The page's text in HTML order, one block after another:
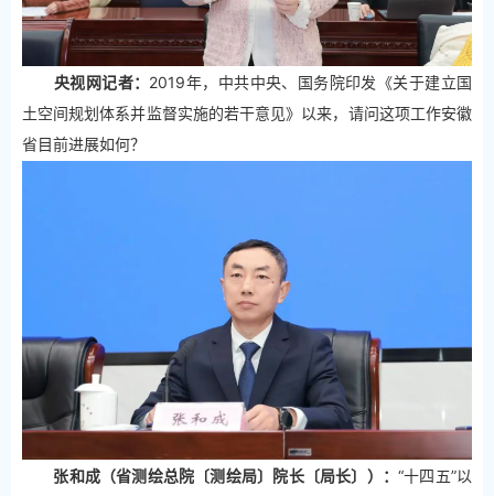
央视网记者： 2019年，中共中央、国务院印发《关于建立国
土空间规划体系并监督实施的若干意见》以来，请问这项工作安徽
省目前进展如何？
张和成（省测绘总院〔测绘局〕院长〔局长〕）： “十四五”以